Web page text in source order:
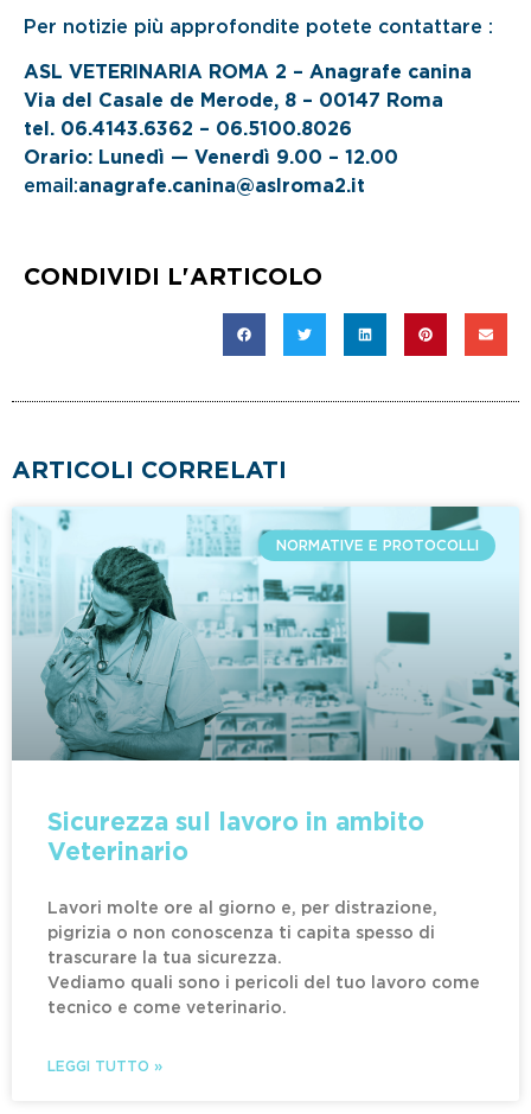
Per notizie più approfondite potete contattare :
ASL VETERINARIA ROMA 2 – Anagrafe canina
Via del Casale de Merode, 8 – 00147 Roma
tel. 06.4143.6362 – 06.5100.8026
Orario: Lunedì — Venerdì 9.00 – 12.00
email:anagrafe.canina@aslroma2.it
CONDIVIDI L'ARTICOLO
ARTICOLI CORRELATI
NORMATIVE E PROTOCOLLI
Sicurezza sul lavoro in ambito
Veterinario
Lavori molte ore al giorno e, per distrazione,
pigrizia o non conoscenza ti capita spesso di
trascurare la tua sicurezza.
Vediamo quali sono i pericoli del tuo lavoro come
tecnico e come veterinario.
LEGGI TUTTO »